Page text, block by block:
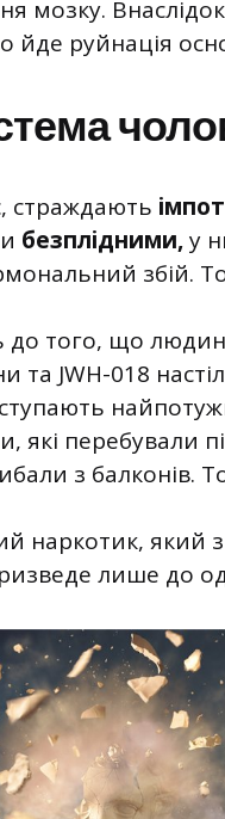
мозку.
руйнація
страждають
безплідними,у
збій.
того, що
та JWH-018
перебували
з балконів.
наркотик, який
лише до